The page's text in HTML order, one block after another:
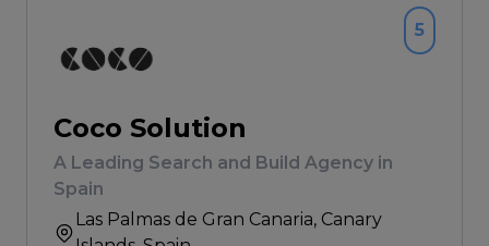
Coco Solution
A Leading Search and Build Agency in
Spain
Las Palmas de Gran Canaria, Canary
5